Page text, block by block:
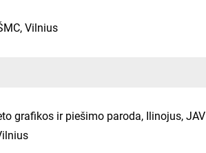
Vilnius
grafikos ir piešimo paroda, Ilinojus, JAV